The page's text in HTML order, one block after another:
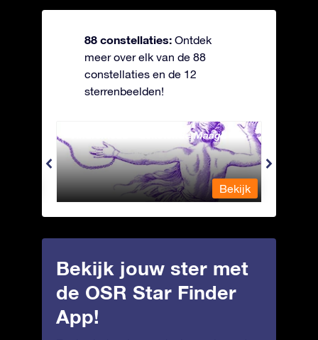
88 constellaties: Ontdek
meer over elk van de 88
constellaties en de 12
sterrenbeelden!
Andromeda - Geketende Maagd
Bekijk
Bekijk jouw ster met
de OSR Star Finder
App!